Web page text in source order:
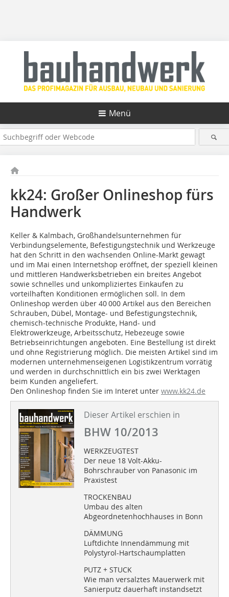
Menü
kk24: Großer Onlineshop fürs
Handwerk
Keller & Kalmbach, Großhandelsunternehmen für
Verbindungselemente, Befestigungstechnik und Werkzeuge
hat den Schritt in den wachsenden Online-Markt gewagt
und im Mai einen Internetshop eröffnet, der speziell kleinen
und mittleren Handwerksbetrieben ein breites Angebot
sowie schnelles und unkompliziertes Einkaufen zu
vorteilhaften Konditionen ermöglichen soll. In dem
Onlineshop werden über 40 000 Artikel aus den Bereichen
Schrauben, Dübel, Montage- und Befestigungstechnik,
chemisch-technische Produkte, Hand- und
Elektrowerkzeuge, Arbeitsschutz, Hebezeuge sowie
Betriebseinrichtungen angeboten. Eine Bestellung ist direkt
und ohne Registrierung möglich. Die meisten Artikel sind im
modernen unternehmenseigenen Logistikzentrum vorrätig
und werden in durchschnittlich ein bis zwei Werktagen
beim Kunden angeliefert.
Den Onlineshop finden Sie im Interet unter www.kk24.de
Dieser Artikel erschien in
BHW 10/2013
WERKZEUGTEST
Der neue 18 Volt-Akku-
Bohrschrauber von Panasonic im
Praxistest
TROCKENBAU
Umbau des alten
Abgeordnetenhochhauses in Bonn
DÄMMUNG
Luftdichte Innendämmung mit
Polystyrol-Hartschaumplatten
PUTZ + STUCK
Wie man versalztes Mauerwerk mit
Sanierputz dauerhaft instandsetzt